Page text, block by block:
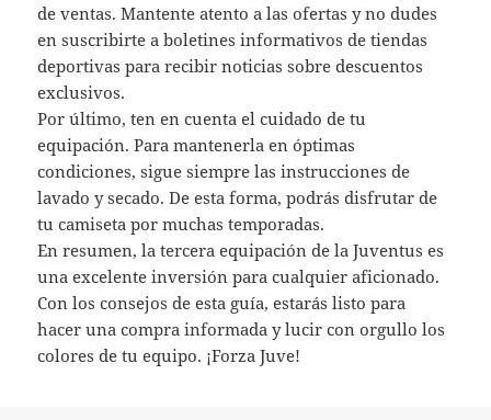
de ventas. Mantente atento a las ofertas y no dudes
en suscribirte a boletines informativos de tiendas
deportivas para recibir noticias sobre descuentos
exclusivos.
Por último, ten en cuenta el cuidado de tu
equipación. Para mantenerla en óptimas
condiciones, sigue siempre las instrucciones de
lavado y secado. De esta forma, podrás disfrutar de
tu camiseta por muchas temporadas.
En resumen, la tercera equipación de la Juventus es
una excelente inversión para cualquier aficionado.
Con los consejos de esta guía, estarás listo para
hacer una compra informada y lucir con orgullo los
colores de tu equipo. ¡Forza Juve!